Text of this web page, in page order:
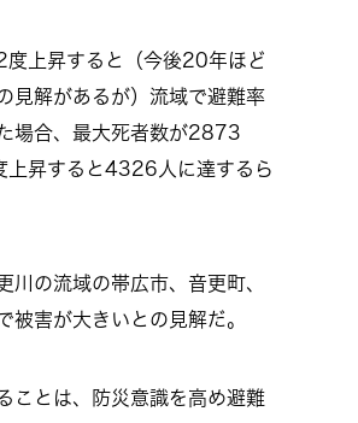
度上昇すると（今後20年ほど
見解があるが）流域で避難率
場合、最大死者数が2873
上昇すると4326人に達するら
川の流域の帯広市、音更町、
被害が大きいとの見解だ。
ことは、防災意識を高め避難